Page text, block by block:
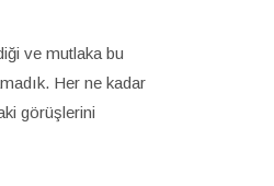
ve mutlaka bu
Her ne kadar
görüşlerini